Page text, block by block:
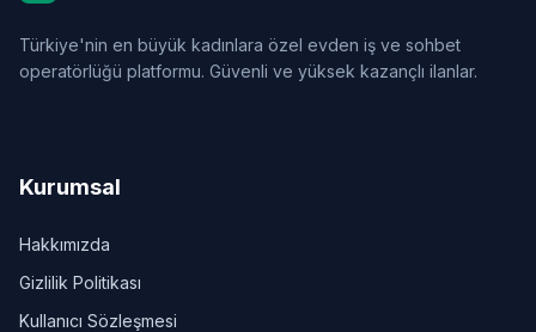
Türkiye'nin en büyük kadınlara özel evden iş ve sohbet
operatörlüğü platformu. Güvenli ve yüksek kazançlı ilanlar.
Kurumsal
Hakkımızda
Gizlilik Politikası
Kullanıcı Sözleşmesi